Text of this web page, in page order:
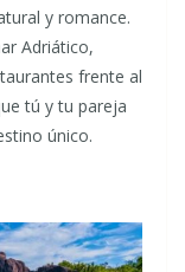
y romance.
Adriático,
frente al
tú y tu pareja
único.